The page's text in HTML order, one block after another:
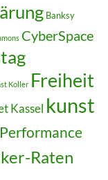
Banksy
CyberSpace
Koller Freiheit
Kassel kunst
Performance
Raten